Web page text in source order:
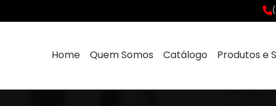
Home Quem Somos Catálogo Produtos e